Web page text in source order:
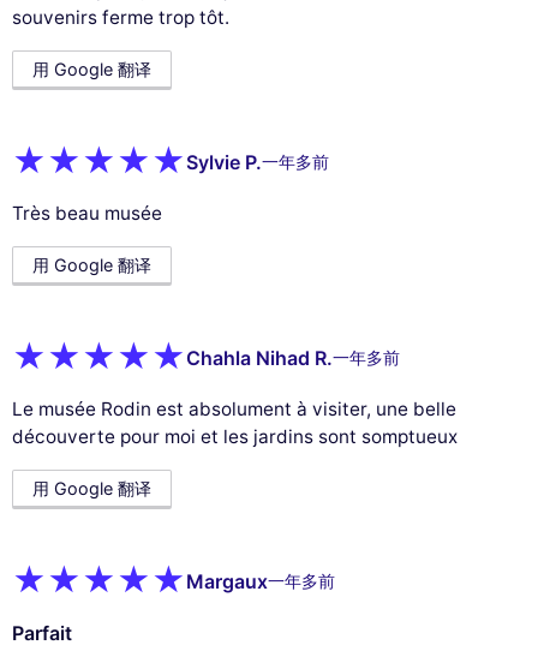
souvenirs ferme trop tôt.
用 Google 翻译
Sylvie P.一年多前
Très beau musée
用 Google 翻译
Chahla Nihad R.一年多前
Le musée Rodin est absolument à visiter, une belle
découverte pour moi et les jardins sont somptueux
用 Google 翻译
Margaux一年多前
Parfait